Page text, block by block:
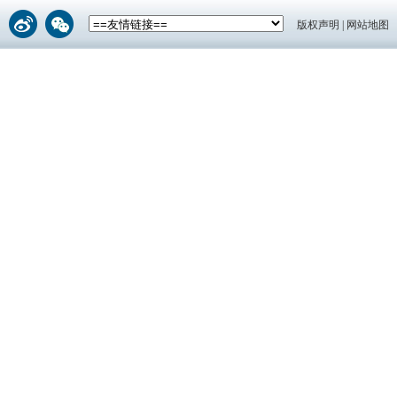
版权声明 网站地图